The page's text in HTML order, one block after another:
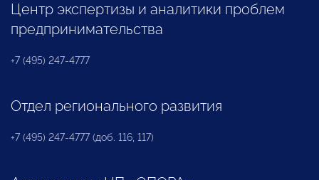
Центр экспертизы и аналитики проблем
предпринимательства
+7 (495) 247-4777
Отдел регионального развития
+7 (495) 247-4777 (доб. 116, 117)